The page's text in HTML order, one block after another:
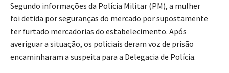
Segundo informações da Polícia Militar (PM), a mulher
foi detida por seguranças do mercado por supostamente
ter furtado mercadorias do estabelecimento. Após
averiguar a situação, os policiais deram voz de prisão
encaminharam a suspeita para a Delegacia de Polícia.